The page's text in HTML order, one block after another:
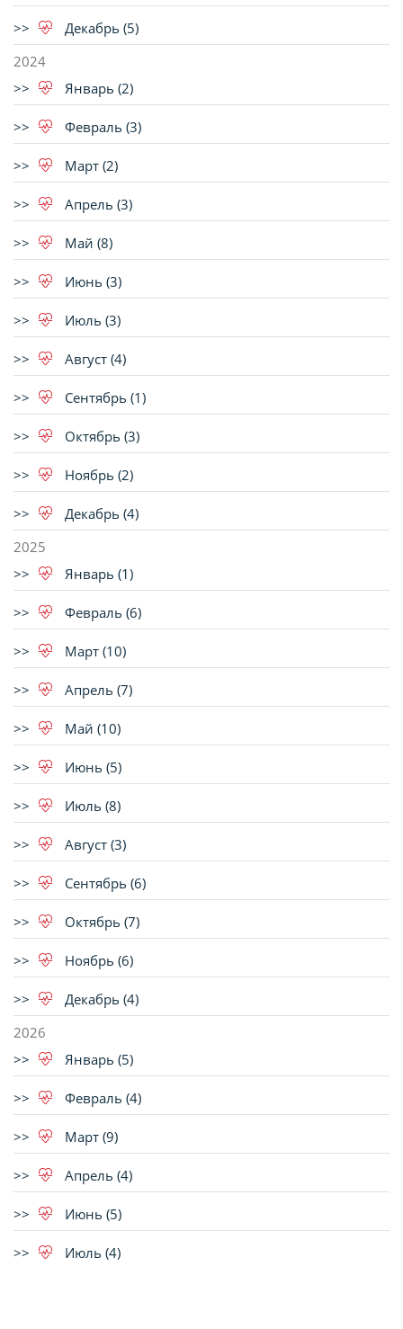
Декабрь (5)
2024
Январь (2)
Февраль (3)
Март (2)
Апрель (3)
Май (8)
Июнь (3)
Июль (3)
Август (4)
Сентябрь (1)
Октябрь (3)
Ноябрь (2)
Декабрь (4)
2025
Январь (1)
Февраль (6)
Март (10)
Апрель (7)
Май (10)
Июнь (5)
Июль (8)
Август (3)
Сентябрь (6)
Октябрь (7)
Ноябрь (6)
Декабрь (4)
2026
Январь (5)
Февраль (4)
Март (9)
Апрель (4)
Июнь (5)
Июль (4)